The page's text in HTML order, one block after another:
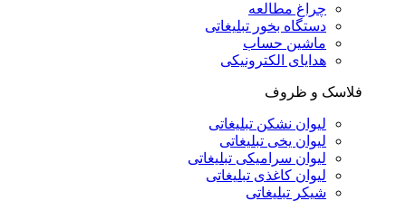
چراغ مطالعه
دستگاه بخور تبلیغاتی
ماشین حساب
هدایای الکترونیکی
فلاسک و ظروف
لیوان نشکن تبلیغاتی
لیوان یخی تبلیغاتی
لیوان سرامیکی تبلیغاتی
لیوان کاغذی تبلیغاتی
شیکر تبلیغاتی